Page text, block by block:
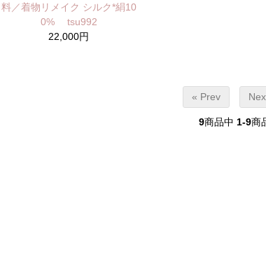
料／着物リメイク シルク*絹10
0% tsu992
22,000円
« Prev
9商品中 1-9商